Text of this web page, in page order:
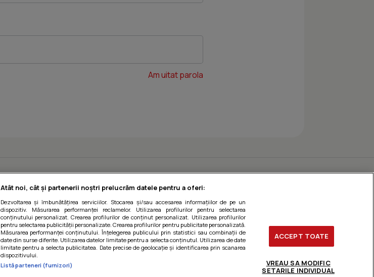
Am uitat parola
Atât noi, cât și partenerii noștri prelucrăm datele pentru a oferi:
Dezvoltarea și îmbunătățirea serviciilor. Stocarea și/sau accesarea informațiilor de pe un
dispozitiv. Măsurarea performanței reclamelor. Utilizarea profilurilor pentru selectarea
conținutului personalizat. Crearea profilurilor de conținut personalizat. Utilizarea profilurilor
pentru selectarea publicității personalizate. Crearea profilurilor pentru publicitate personalizată.
Măsurarea performanței conținutului. Înțelegerea publicului prin statistici sau combinații de
date din surse diferite. Utilizarea datelor limitate pentru a selecta conținutul. Utilizarea de date
limitate pentru a selecta publicitatea. Date precise de geolocație și identificarea prin scanarea
dispozitivului.
Listă parteneri (furnizori)
ACCEPT TOATE
VREAU SA MODIFIC
SETARILE INDIVIDUAL